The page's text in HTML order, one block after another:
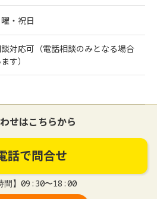
・祝日
対応可（電話相談のみとなる場合
す）
せはこちらから
話で問合せ
間】09:30〜18:00